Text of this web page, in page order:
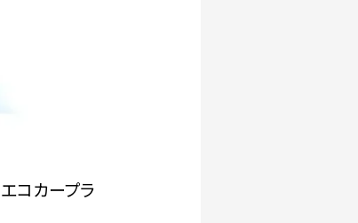
コカープラ